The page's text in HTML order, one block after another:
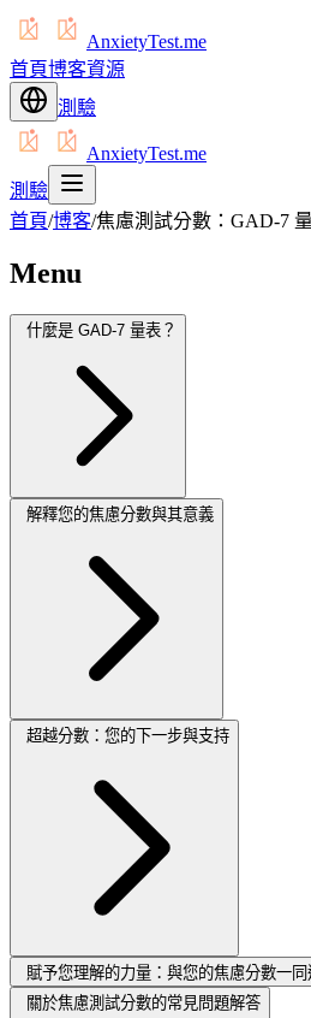
AnxietyTest.me
首頁博客資源
測驗
AnxietyTest.me
測驗
首頁/博客/焦慮測試分數：GAD-7
Menu
什麼是 GAD-7 量表？
解釋您的焦慮分數與其意義
超越分數：您的下一步與支持
賦予您理解的力量：與您的焦慮分數一
關於焦慮測試分數的常見問題解答